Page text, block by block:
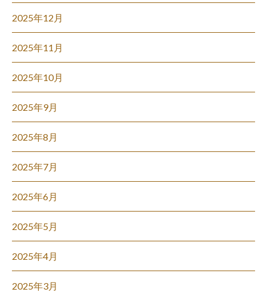
2025年12月
2025年11月
2025年10月
2025年9月
2025年8月
2025年7月
2025年6月
2025年5月
2025年4月
2025年3月